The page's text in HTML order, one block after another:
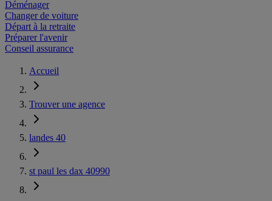
Déménager
Changer de voiture
Départ à la retraite
Préparer l'avenir
Conseil assurance
Accueil
Trouver une agence
landes 40
st paul les dax 40990